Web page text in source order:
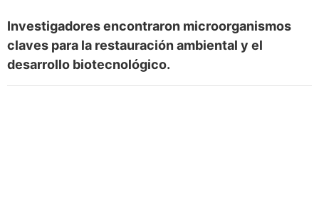
Investigadores encontraron microorganismos
claves para la restauración ambiental y el
desarrollo biotecnológico.